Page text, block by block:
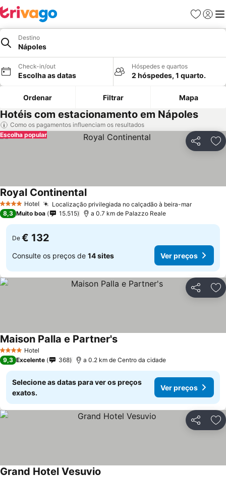
Favoritos
Iniciar
Destino
Nápoles
Check-in/out
Escolha as datas
Hóspedes e quartos
2 hóspedes, 1 quarto.
Ordenar Filtrar Mapa
Hotéis com estacionamento em Nápoles
Como os pagamentos influenciam os resultados
Partilhar
Escolha popular
4 EstrelasHotel Localização privilegiada no calçadão à beira-marVer
Royal ContinentalVer preços
8,3 Muito boa 15.515 a 0.7 km de Palazzo Reale
De € 132
Consulte os preços de 14 sites Ver preços
Partilhar
4 EstrelasHotel
Maison Palla e Partner'sVer preços
9,3 Excelente 368 a 0.2 km de Centro da cidade
Selecione as datas para ver os preços
exatos.
Ver preços
Partilhar
Grand Hotel Vesuvio